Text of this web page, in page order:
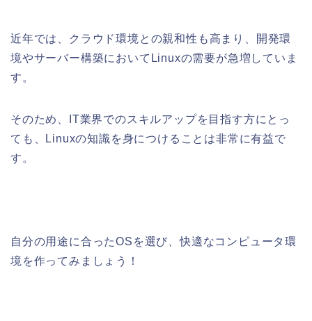
近年では、クラウド環境との親和性も高まり、開発環
境やサーバー構築においてLinuxの需要が急増していま
す。
そのため、IT業界でのスキルアップを目指す方にとっ
ても、Linuxの知識を身につけることは非常に有益で
す。
自分の用途に合ったOSを選び、快適なコンピュータ環
境を作ってみましょう！